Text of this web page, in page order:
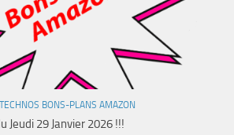
TECHNOS BONS-PLANS AMAZON
Jeudi 29 Janvier 2026 !!!